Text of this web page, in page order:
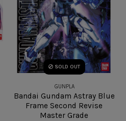
SOLD OUT
GUNPLA
Bandai Gundam Astray Blue
Frame Second Revise
Master Grade